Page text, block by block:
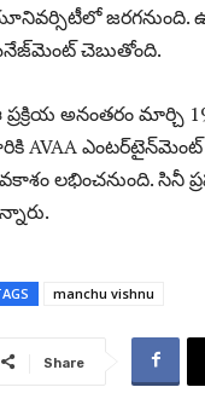
చెబుతోంది.
అనంతరం మార్చి
AVAA ఎంటర్‌టైన్‌మెంట్
లభించనుంది. సినీ
manchu vishnu
Share